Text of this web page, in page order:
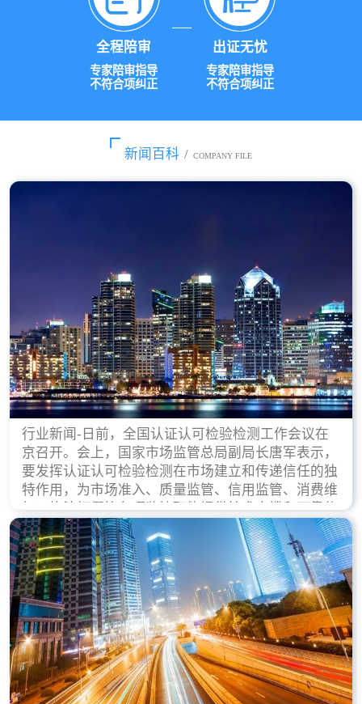
全程陪审
专家陪审指导
不符合项纠正
出证无忧
专家陪审指导
不符合项纠正
新闻百科 / COMPANY FILE
行业新闻-日前，全国认证认可检验检测工作会议在
京召开。会上，国家市场监管总局副局长唐军表示，
要发挥认证认可检验检测在市场建立和传递信任的独
特作用，为市场准入、质量监管、信用监管、消费维
权、执法打假等各项监管职能提供技术支撑和可靠依
据。